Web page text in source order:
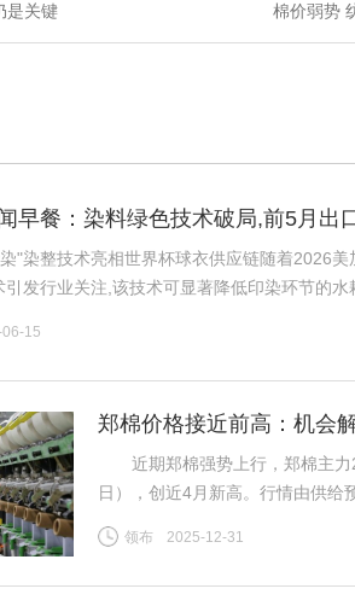
是关键
棉价弱势
早餐：染料绿色技术破局,前5月出
"染整技术亮相世界杯球衣供应链随着2026
发行业关注,该技术可显著降低印染环节的
15
郑棉价格接近前高：机会
近期郑棉强势上行，郑棉主力
日），创近4月新高。行情由供给
（一）供给预期收紧成核心推手
领布 2025-12-31